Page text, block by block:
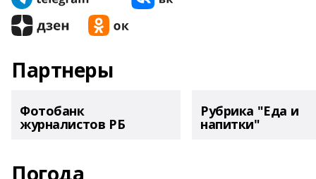
Партнеры
Фотобанк
журналистов РБ
Рубрика "Еда и
напитки"
Погода